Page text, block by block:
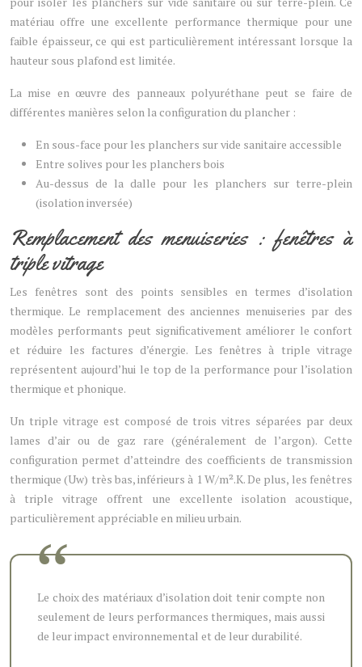
matériau offre une excellente performance thermique pour une
faible épaisseur, ce qui est particulièrement intéressant lorsque la
hauteur sous plafond est limitée.
La mise en œuvre des panneaux polyuréthane peut se faire de
différentes manières selon la configuration du plancher :
En sous-face pour les planchers sur vide sanitaire accessible
Entre solives pour les planchers bois
Au-dessus de la dalle pour les planchers sur terre-plein
(isolation inversée)
Remplacement des menuiseries : fenêtres à
triple vitrage
Les fenêtres sont des points sensibles en termes d’isolation
thermique. Le remplacement des anciennes menuiseries par des
modèles performants peut significativement améliorer le confort
et réduire les factures d’énergie. Les fenêtres à triple vitrage
représentent aujourd’hui le top de la performance pour l’isolation
thermique et phonique.
Un triple vitrage est composé de trois vitres séparées par deux
lames d’air ou de gaz rare (généralement de l’argon). Cette
configuration permet d’atteindre des coefficients de transmission
thermique (Uw) très bas, inférieurs à 1 W/m².K. De plus, les fenêtres
à triple vitrage offrent une excellente isolation acoustique,
particulièrement appréciable en milieu urbain.
Le choix des matériaux d’isolation doit tenir compte non
seulement de leurs performances thermiques, mais aussi
de leur impact environnemental et de leur durabilité.